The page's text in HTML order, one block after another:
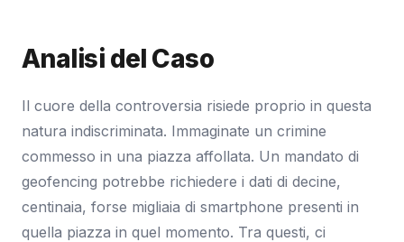
Analisi del Caso
Il cuore della controversia risiede proprio in questa
natura indiscriminata. Immaginate un crimine
commesso in una piazza affollata. Un mandato di
geofencing potrebbe richiedere i dati di decine,
centinaia, forse migliaia di smartphone presenti in
quella piazza in quel momento. Tra questi, ci